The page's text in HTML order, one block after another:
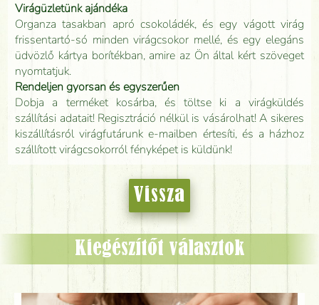
Virágüzletünk ajándéka
Organza tasakban apró csokoládék, és egy vágott virág
frissentartó-só minden virágcsokor mellé, és egy elegáns
üdvözlő kártya borítékban, amire az Ön által kért szöveget
nyomtatjuk.
Rendeljen gyorsan és egyszerűen
Dobja a terméket kosárba, és töltse ki a virágküldés
szállítási adatait! Regisztráció nélkül is vásárolhat! A sikeres
kiszállításról virágfutárunk e-mailben értesíti, és a házhoz
szállított virágcsokorról fényképet is küldünk!
Vissza
Kiegészítőt választok